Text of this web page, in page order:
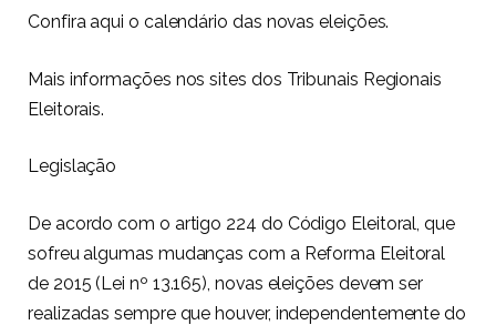
Confira aqui o calendário das novas eleições.
Mais informações nos sites dos Tribunais Regionais
Eleitorais.
Legislação
De acordo com o artigo 224 do Código Eleitoral, que
sofreu algumas mudanças com a Reforma Eleitoral
de 2015 (Lei nº 13.165), novas eleições devem ser
realizadas sempre que houver, independentemente do